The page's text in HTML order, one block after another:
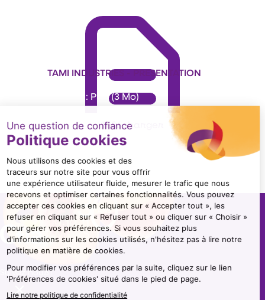
TAMI INDUSTRIES - PRESENTATION
Format : PDF (3 Mo)
Télécharger
Suivez nous !